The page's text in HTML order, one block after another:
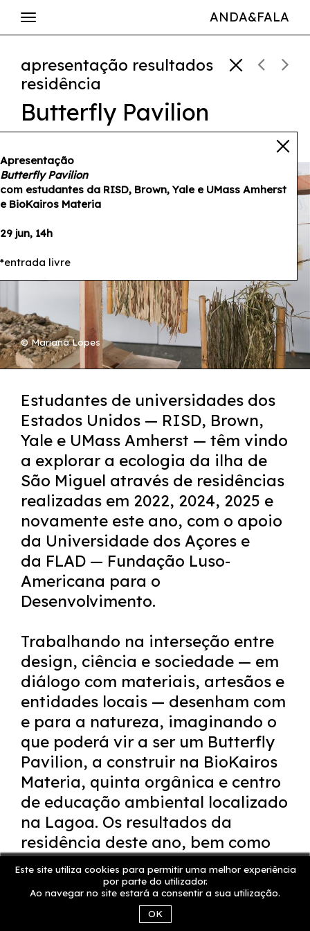
Este site utiliza cookies para permitir uma melhor experiência
por parte do utilizador.
Ao navegar no site estará a consentir a sua utilização.
OK
ANDA&FALA
apresentação resultados
residência
Butterfly Pavilion
© Mariana Lopes
Estudantes de universidades dos
Estados Unidos — RISD, Brown,
Yale e UMass Amherst — têm vindo
a explorar a ecologia da ilha de
São Miguel através de residências
realizadas em 2022, 2024, 2025 e
novamente este ano, com o apoio
da Universidade dos Açores e
da FLAD — Fundação Luso-
Americana para o
Desenvolvimento.
Trabalhando na interseção entre
design, ciência e sociedade — em
diálogo com materiais, artesãos e
entidades locais — desenham com
e para a natureza, imaginando o
que poderá vir a ser um Butterfly
Pavilion, a construir na BioKairos
Materia, quinta orgânica e centro
de educação ambiental localizado
na Lagoa. Os resultados da
residência deste ano, bem como
os novos estudos que dela
emergiram, serão apresentados
na vaga.
Apresentação
Butterfly Pavilion
com estudantes da RISD, Brown, Yale e UMass Amherst
e BioKairos Materia
29 jun, 14h
*entrada livre